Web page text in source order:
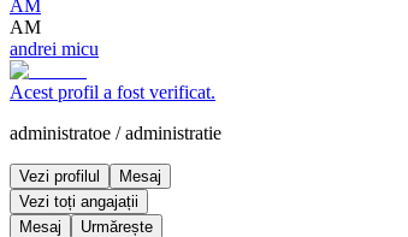
AM
AM
andrei micu
Acest profil a fost verificat.
administratoe /administratie
Vezi profilul
Mesaj
Vezi toți angajații
Mesaj
Urmărește